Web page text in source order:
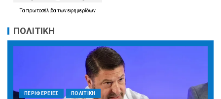
Τα πρωτοσέλιδα τωνεφημερίδων
ΠΟΛΙΤΙΚΗ
ΠΕΡΙΦΕΡΕΙΕΣ ΠΟΛΙΤΙΚΗ